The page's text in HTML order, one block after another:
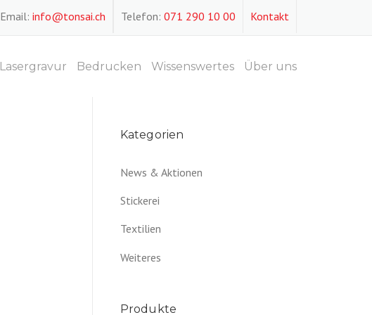
Kontakt
Telefon: 071 290 10 00
Email: info@tonsai.ch
Lasergravur Bedrucken Wissenswertes Über uns
Kategorien
News & Aktionen
Stickerei
Textilien
Weiteres
Produkte